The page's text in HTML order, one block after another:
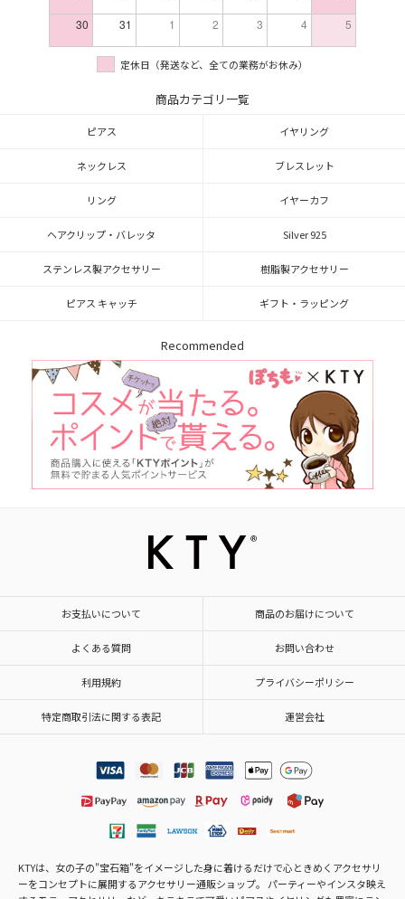
30 31 1 2 3 4 5
定休日（発送など、全ての業務がお休み）
商品カテゴリ一覧
ピアス イヤリング
ネックレス ブレスレット
リング イヤーカフ
ヘアクリップ・バレッタ Silver 925
ステンレス製アクセサリー 樹脂製アクセサリー
ピアス キャッチ ギフト・ラッピング
Recommended
お支払いについて 商品のお届けについて
よくある質問 お問い合わせ
利用規約 プライバシーポリシー
特定商取引法に関する表記 運営会社
KTYは、女の子の"宝石箱"をイメージした身に着けるだけで心ときめくアクセサリ
ーをコンセプトに展開するアクセサリー通販ショップ。 パーティーやインスタ映え